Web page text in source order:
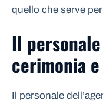
quello che serve
Il
cerimonia
Il personale